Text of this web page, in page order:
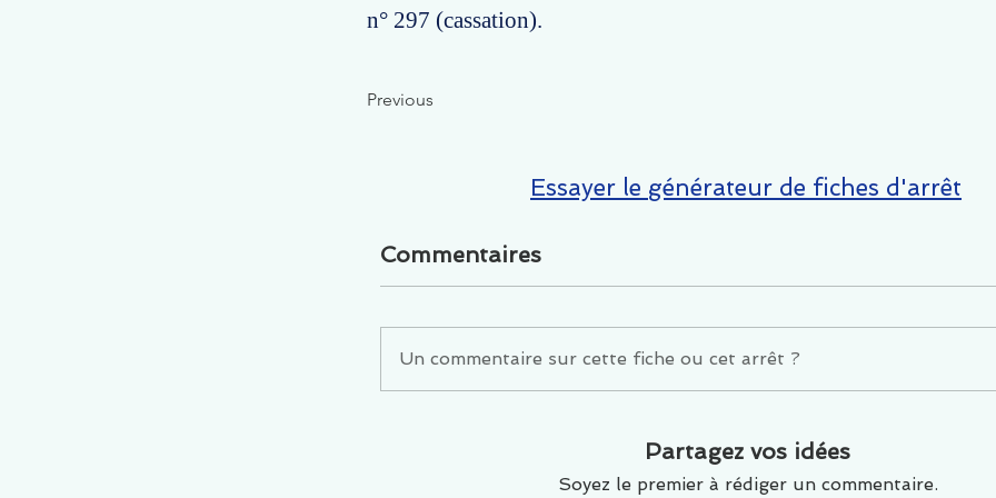
n° 297 (cassation).
Previous
Essayer le générateur de fiches d'arrêt
Commentaires
Un commentaire sur cette fiche ou cet arrêt ?
Partagez vos idées
Soyez le premier à rédiger un commentaire.